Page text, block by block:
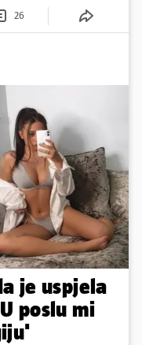
26
je uspjela
poslu mi